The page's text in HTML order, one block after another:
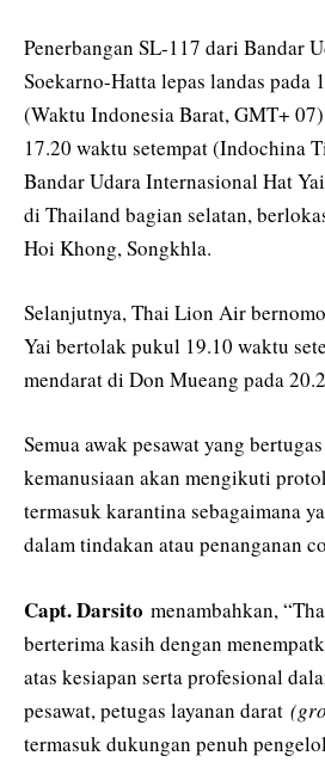
Penerbangan SL-117 dari Bandar
Soekarno-Hatta lepas landas pada
(Waktu Indonesia Barat, GMT+
17.20 waktu setempat (Indochina
Bandar Udara Internasional Hat
di Thailand bagian selatan,
Hoi Khong, Songkhla.
Selanjutnya, Thai Lion Air
Yai bertolak pukul 19.10 waktu
mendarat di Don Mueang pada
Semua awak pesawat yang
kemanusiaan akan mengikuti
termasuk karantina sebagaimana
dalam tindakan atau penanganan
Capt. Darsito menambahkan,
berterima kasih dengan
atas kesiapan serta profesional
pesawat, petugas layanan darat
termasuk dukungan penuh